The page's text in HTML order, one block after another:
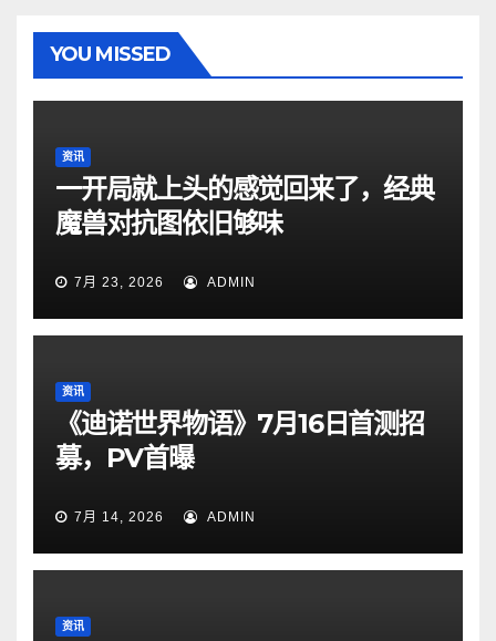
YOU MISSED
资讯
一开局就上头的感觉回来了，经典
魔兽对抗图依旧够味
7月 23, 2026 ADMIN
资讯
《迪诺世界物语》7月16日首测招
募，PV首曝
7月 14, 2026 ADMIN
资讯